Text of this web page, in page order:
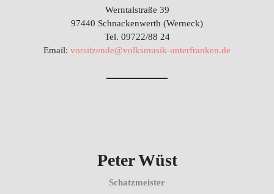
Werntalstraße 39
97440 Schnackenwerth (Werneck)
Tel. 09722/88 24
Email: vorsitzende@volksmusik-unterfranken.de
Peter Wüst
Schatzmeister